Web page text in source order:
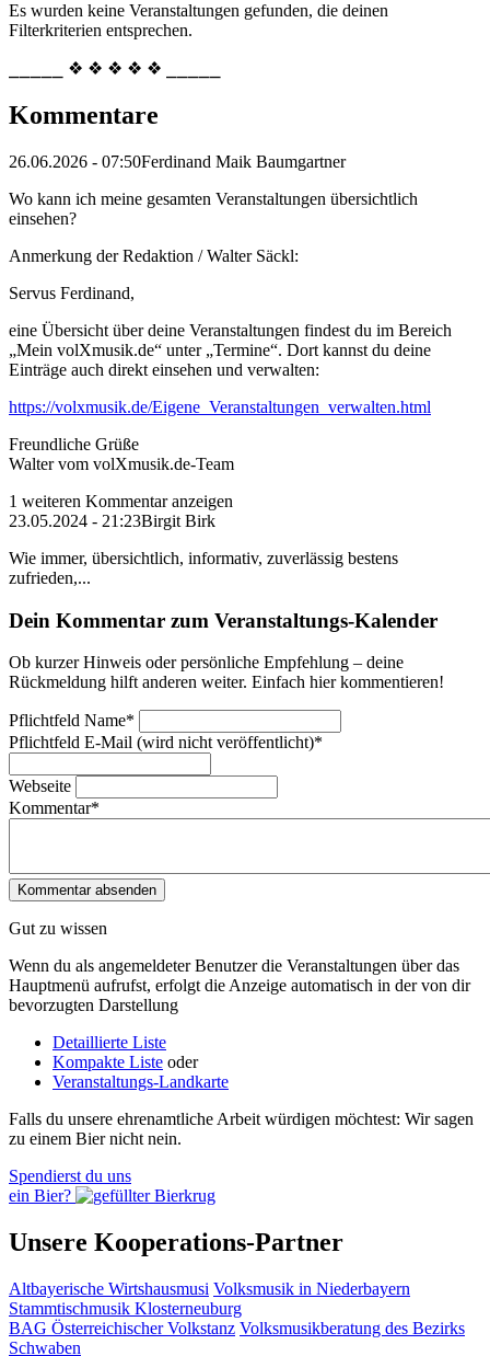
Es wurden keine Veranstaltungen gefunden, die deinen
Filterkriterien entsprechen.
⎯⎯⎯⎯⎯ ❖ ❖ ❖ ❖ ❖ ⎯⎯⎯⎯⎯
Kommentare
26.06.2026 - 07:50Ferdinand Maik Baumgartner
Wo kann ich meine gesamten Veranstaltungen übersichtlich
einsehen?
Anmerkung der Redaktion /Walter Säckl:
Servus Ferdinand,
eine Übersicht über deine Veranstaltungen findest du im Bereich
„Mein volXmusik.de“ unter „Termine“. Dort kannst du deine
Einträge auch direkt einsehen und verwalten:
https://volxmusik.de/Eigene_Veranstaltungen_verwalten.html
Freundliche Grüße
Walter vom volXmusik.de-Team
1 weiteren Kommentar anzeigen
23.05.2024 - 21:23Birgit Birk
Wie immer, übersichtlich, informativ, zuverlässig bestens
zufrieden,...
Dein Kommentar zum Veranstaltungs-Kalender
Ob kurzer Hinweis oder persönliche Empfehlung – deine
Rückmeldung hilft anderen weiter. Einfach hier kommentieren!
Pflichtfeld Name*
Pflichtfeld E-Mail (wird nicht veröffentlicht)*
Webseite
Kommentar*
Gut zu wissen
Wenn du als angemeldeter Benutzer die Veranstaltungen über das
Hauptmenü aufrufst, erfolgt die Anzeige automatisch in der von dir
bevorzugten Darstellung
Detaillierte Liste
Kompakte Liste oder
Veranstaltungs-Landkarte
Falls du unsere ehrenamtliche Arbeit würdigen möchtest: Wir sagen
zu einem Bier nicht nein.
Spendierst du uns
ein Bier?
Unsere Kooperations-Partner
Altbayerische Wirtshausmusi Volksmusik in Niederbayern
Stammtischmusik Klosterneuburg
BAG Österreichischer Volkstanz Volksmusikberatung des Bezirks
Schwaben